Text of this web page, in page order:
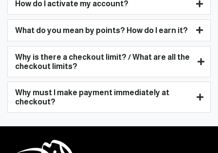
How do I activate my account?
What do you mean by points? How do I earn it?
Why is there a checkout limit? / What are all the
checkout limits?
Why must I make payment immediately at
checkout?